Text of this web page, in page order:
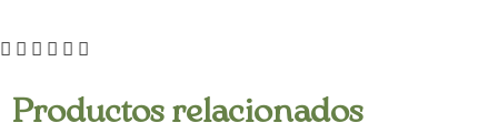
Productos relacionados